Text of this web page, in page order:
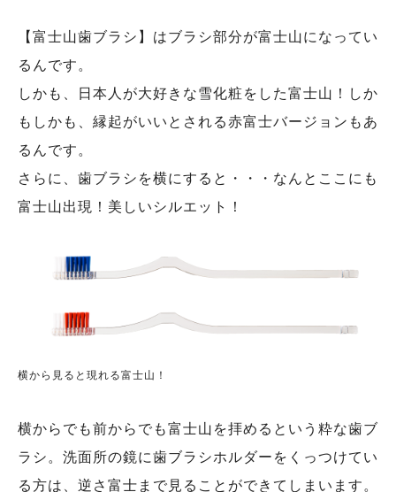
【富士山歯ブラシ】はブラシ部分が富士山になってい
るんです。
しかも、日本人が大好きな雪化粧をした富士山！しか
もしかも、縁起がいいとされる赤富士バージョンもあ
るんです。
さらに、歯ブラシを横にすると・・・なんとここにも
富士山出現！美しいシルエット！
横から見ると現れる富士山！
横からでも前からでも富士山を拝めるという粋な歯ブ
ラシ。洗面所の鏡に歯ブラシホルダーをくっつけてい
る方は、逆さ富士まで見ることができてしまいます。